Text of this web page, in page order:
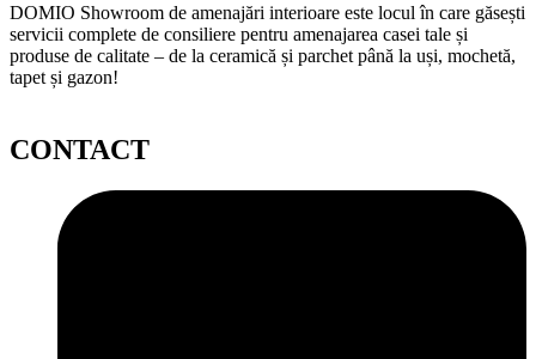
DOMIO Showroom de amenajări interioare este locul în care găsești
servicii complete de consiliere pentru amenajarea casei tale și
produse de calitate – de la ceramică și parchet până la uși, mochetă,
tapet și gazon!
CONTACT